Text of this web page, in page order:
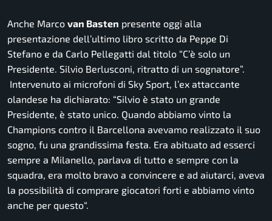
Anche Marco van Basten presente oggi alla
presentazione dell’ultimo libro scritto da Peppe Di
Stefano e da Carlo Pellegatti dal titolo “C’è solo un
Presidente. Silvio Berlusconi, ritratto di un sognatore”.
Intervenuto ai microfoni di Sky Sport, l’ex attaccante
olandese ha dichiarato: “Silvio è stato un grande
Presidente, è stato unico. Quando abbiamo vinto la
Champions contro il Barcellona avevamo realizzato il suo
sogno, fu una grandissima festa. Era abituato ad esserci
sempre a Milanello, parlava di tutto e sempre con la
squadra, era molto bravo a convincere e ad aiutarci, aveva
la possibilità di comprare giocatori forti e abbiamo vinto
anche per questo“.